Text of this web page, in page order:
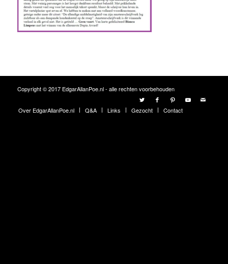
Copyright © 2017 EdgarAllanPoe.nl - alle rechten voorbehouden
Over EdgarAllanPoe.nl Q&A Links Gezocht Contact